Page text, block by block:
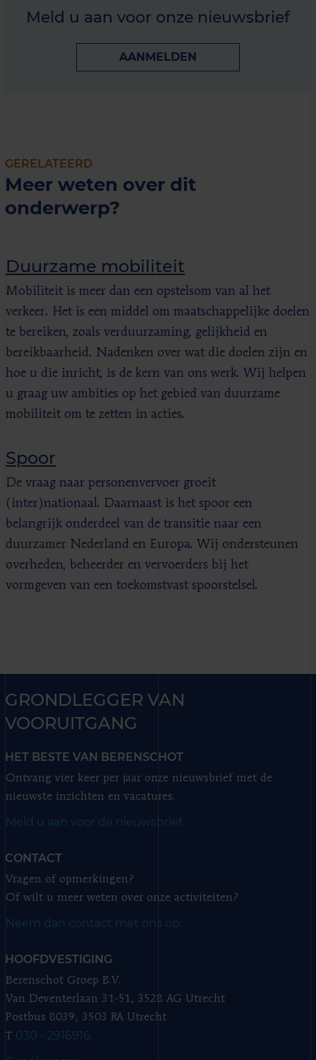
Meld u aan voor onze nieuwsbrief
AANMELDEN
GERELATEERD
Meer weten over dit
onderwerp?
Duurzame mobiliteit
Mobiliteit is meer dan een opstelsom van al het
verkeer. Het is een middel om maatschappelijke doelen
te bereiken, zoals verduurzaming, gelijkheid en
bereikbaarheid. Nadenken over wat die doelen zijn en
hoe u die inricht, is de kern van ons werk. Wij helpen
u graag uw ambities op het gebied van duurzame
mobiliteit om te zetten in acties.
Spoor
De vraag naar personenvervoer groeit
(inter)nationaal. Daarnaast is het spoor een
belangrijk onderdeel van de transitie naar een
duurzamer Nederland en Europa. Wij ondersteunen
overheden, beheerder en vervoerders bij het
vormgeven van een toekomstvast spoorstelsel.
GRONDLEGGER VAN
VOORUITGANG
HET BESTE VAN BERENSCHOT
Ontvang vier keer per jaar onze nieuwsbrief met de
nieuwste inzichten en vacatures.
Meld u aan voor de nieuwsbrief.
CONTACT
Vragen of opmerkingen?
Of wilt u meer weten over onze activiteiten?
Neem dan contact met ons op.
HOOFDVESTIGING
Berenschot Groep B.V.
Van Deventerlaan 31-51, 3528 AG Utrecht
Postbus 8039, 3503 RA Utrecht
T 030 - 2916916